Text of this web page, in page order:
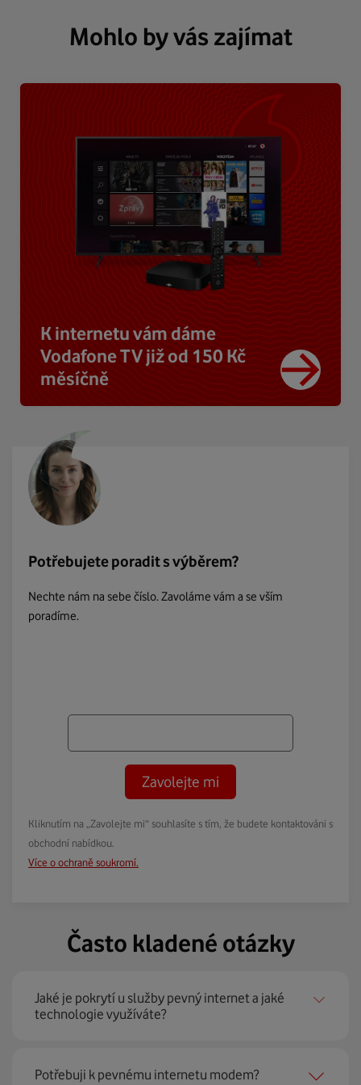
Mohlo by vás zajímat
K internetu vám dáme
Vodafone TV již od 150 Kč
měsíčně
Potřebujete poradit s výběrem?
Nechte nám na sebe číslo. Zavoláme vám a se vším
poradíme.
Zavolejte mi
Kliknutím na „Zavolejte mi“ souhlasíte s tím, že budete kontaktováni s
obchodní nabídkou.
Více o ochraně soukromí.
Často kladené otázky
Jaké je pokrytí u služby pevný internet a jaké
technologie využíváte?
Pevný internet můžeme nabídnout
Potřebuji k pevnému internetu modem?